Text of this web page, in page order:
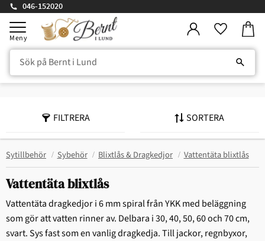
Meny
046-152020
Sytillbehör Sybehör Blixtlås & Dragkedjor Vattentäta blixtlås
Vattentäta blixtlås
Vattentäta dragkedjor i 6 mm spiral från YKK med beläggning
som gör att vatten rinner av. Delbara i 30, 40, 50, 60 och 70 cm,
svart. Sys fast som en vanlig dragkedja. Till jackor, regnbyxor,
FILTRERA SORTERA